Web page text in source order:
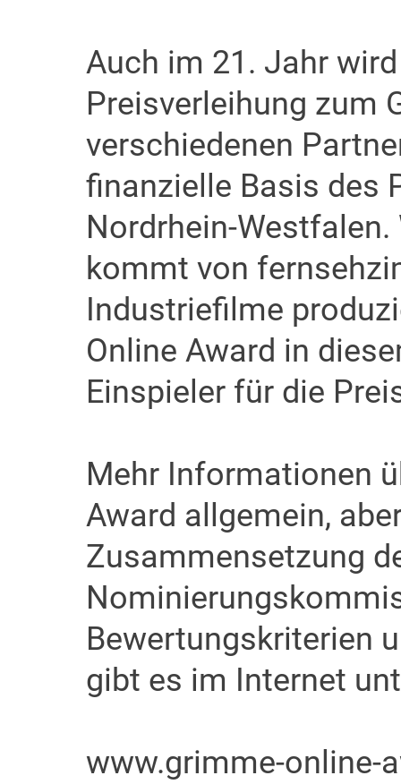
Auch im 21. Jahr
Preisverleihung zum
verschiedenen
finanzielle Basis des
Nordrhein-
kommt von
Industriefilme
Online Award in
Einspieler für die
Mehr Informationen
Award allgemein,
Zusammensetzung
Bewertungskriterien
gibt es im Internet
www.grimme-online-